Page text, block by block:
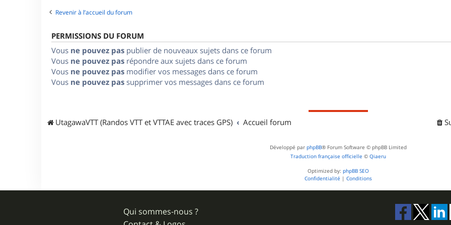
e
Revenir à l’accueil du forum
PERMISSIONS DU FORUM
Vous ne pouvez pas publier de nouveaux sujets dans ce forum
Vous ne pouvez pas répondre aux sujets dans ce forum
Vous ne pouvez pas modifier vos messages dans ce forum
Vous ne pouvez pas supprimer vos messages dans ce forum
UtagawaVTT (Randos VTT et VTTAE avec traces GPS) Accueil forum
Développé par phpBB® Forum Software © phpBB Limited
Traduction française officielle © Qiaeru
Optimized by: phpBB SEO
Confidentialité | Conditions
Qui sommes-nous ?